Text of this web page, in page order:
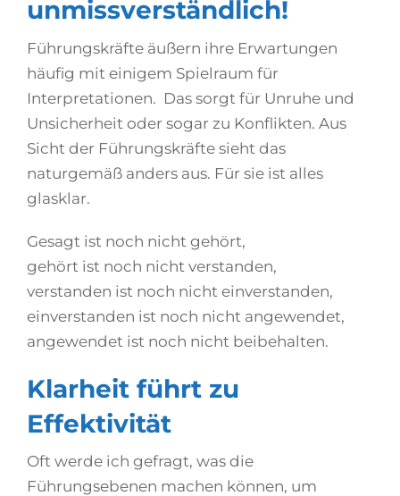
unmissverständlich!
Führungskräfte äußern ihre Erwartungen
häufig mit einigem Spielraum für
Interpretationen. Das sorgt für Unruhe und
Unsicherheit oder sogar zu Konflikten. Aus
Sicht der Führungskräfte sieht das
naturgemäß anders aus. Für sie ist alles
glasklar.
Gesagt ist noch nicht gehört,
gehört ist noch nicht verstanden,
verstanden ist noch nicht einverstanden,
einverstanden ist noch nicht angewendet,
angewendet ist noch nicht beibehalten.
Klarheit führt zu
Effektivität
Oft werde ich gefragt, was die
Führungsebenen machen können, um